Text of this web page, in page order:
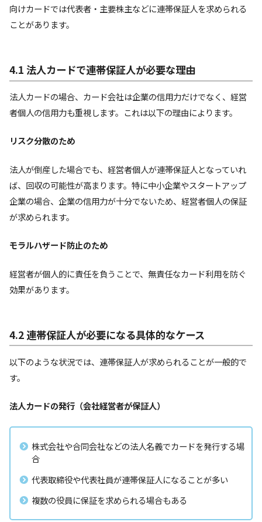
向けカードでは代表者・主要株主などに連帯保証人を求められる
ことがあります。
4.1 法人カードで連帯保証人が必要な理由
法人カードの場合、カード会社は企業の信用力だけでなく、経営
者個人の信用力も重視します。これは以下の理由によります。
リスク分散のため
法人が倒産した場合でも、経営者個人が連帯保証人となっていれ
ば、回収の可能性が高まります。特に中小企業やスタートアップ
企業の場合、企業の信用力が十分でないため、経営者個人の保証
が求められます。
モラルハザード防止のため
経営者が個人的に責任を負うことで、無責任なカード利用を防ぐ
効果があります。
4.2 連帯保証人が必要になる具体的なケース
以下のような状況では、連帯保証人が求められることが一般的で
す。
法人カードの発行（会社経営者が保証人）
株式会社や合同会社などの法人名義でカードを発行する場
合
代表取締役や代表社員が連帯保証人になることが多い
複数の役員に保証を求められる場合もある